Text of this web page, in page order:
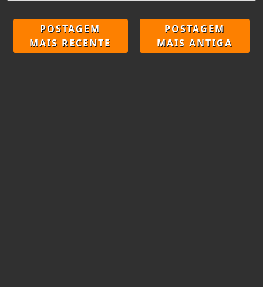
POSTAGEM
MAIS RECENTE
POSTAGEM
MAIS ANTIGA